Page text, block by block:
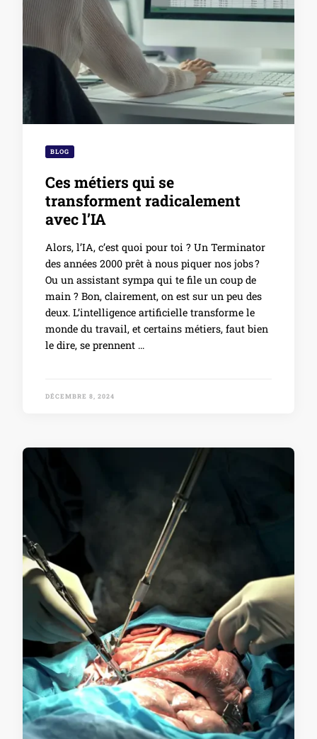
BLOG
Ces métiers qui se
transforment radicalement
avec l’IA
Alors, l’IA, c’est quoi pour toi ? Un Terminator
des années 2000 prêt à nous piquer nos jobs ?
Ou un assistant sympa qui te file un coup de
main ? Bon, clairement, on est sur un peu des
deux. L’intelligence artificielle transforme le
monde du travail, et certains métiers, faut bien
le dire, se prennent …
DÉCEMBRE 8, 2024